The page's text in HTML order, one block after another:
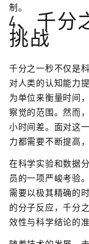
制。
4、千分
挑战
千分之一秒不仅是
对人类的认知能力
为单位来衡量时间
察觉的范围。然而
小时间差。面对这
力都需要不断提高
在科学实验和数据
员的一项严峻考验
需要以极其精确的
的分子反应，千分
效性与科学结论的准